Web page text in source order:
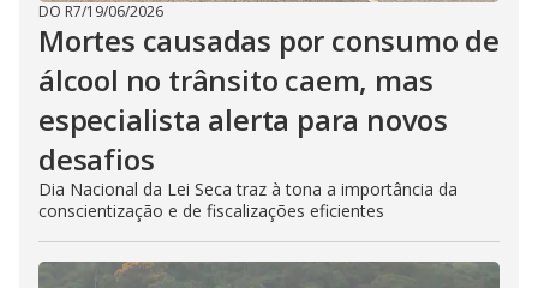
DO R7/19/06/2026
Mortes causadas por consumo de
álcool no trânsito caem, mas
especialista alerta para novos
desafios
Dia Nacional da Lei Seca traz à tona a importância da
conscientização e de fiscalizações eficientes